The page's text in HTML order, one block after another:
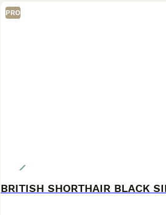
PRO
BRITISH SHORTHAIR BLACK